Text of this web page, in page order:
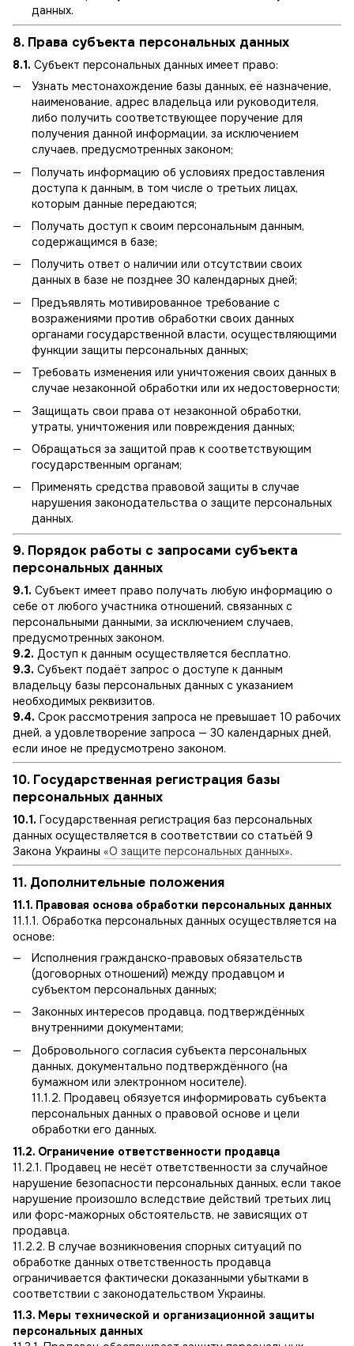
данных.
8. Права субъекта персональных данных
8.1. Субъект персональных данных имеет право:
Узнать местонахождение базы данных, её назначение,
наименование, адрес владельца или руководителя,
либо получить соответствующее поручение для
получения данной информации, за исключением
случаев, предусмотренных законом;
Получать информацию об условиях предоставления
доступа к данным, в том числе о третьих лицах,
которым данные передаются;
Получать доступ к своим персональным данным,
содержащимся в базе;
Получить ответ о наличии или отсутствии своих
данных в базе не позднее 30 календарных дней;
Предъявлять мотивированное требование с
возражениями против обработки своих данных
органами государственной власти, осуществляющими
функции защиты персональных данных;
Требовать изменения или уничтожения своих данных в
случае незаконной обработки или их недостоверности;
Защищать свои права от незаконной обработки,
утраты, уничтожения или повреждения данных;
Обращаться за защитой прав к соответствующим
государственным органам;
Применять средства правовой защиты в случае
нарушения законодательства о защите персональных
данных.
9. Порядок работы с запросами субъекта
персональных данных
9.1. Субъект имеет право получать любую информацию о
себе от любого участника отношений, связанных с
персональными данными, за исключением случаев,
предусмотренных законом.
9.2. Доступ к данным осуществляется бесплатно.
9.3. Субъект подаёт запрос о доступе к данным
владельцу базы персональных данных с указанием
необходимых реквизитов.
9.4. Срок рассмотрения запроса не превышает 10 рабочих
дней, а удовлетворение запроса — 30 календарных дней,
если иное не предусмотрено законом.
10. Государственная регистрация базы
персональных данных
10.1. Государственная регистрация баз персональных
данных осуществляется в соответствии со статьёй 9
Закона Украины «О защите персональных данных».
11. Дополнительные положения
11.1. Правовая основа обработки персональных данных
11.1.1. Обработка персональных данных осуществляется на
основе:
Исполнения гражданско-правовых обязательств
(договорных отношений) между продавцом и
субъектом персональных данных;
Законных интересов продавца, подтверждённых
внутренними документами;
Добровольного согласия субъекта персональных
данных, документально подтверждённого (на
бумажном или электронном носителе).
11.1.2. Продавец обязуется информировать субъекта
персональных данных о правовой основе и цели
обработки его данных.
11.2. Ограничение ответственности продавца
11.2.1. Продавец не несёт ответственности за случайное
нарушение безопасности персональных данных, если такое
нарушение произошло вследствие действий третьих лиц
или форс-мажорных обстоятельств, не зависящих от
продавца.
11.2.2. В случае возникновения спорных ситуаций по
обработке данных ответственность продавца
ограничивается фактически доказанными убытками в
соответствии с законодательством Украины.
11.3. Меры технической и организационной защиты
персональных данных